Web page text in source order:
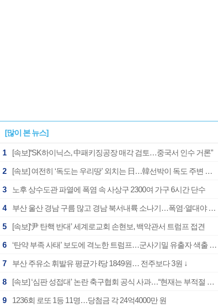
[많이 본 뉴스]
1 [속보]“SK하이닉스, 中패키징공장 매각 검토…중국서 인수 거론”
2 [속보] 여전히 ‘독도는 우리땅’ 외치는 日…韓선박이 독도 주변 해양조사 활동하자 반발
3 노후 상수도관 파열에 폭염 속 사상구 2300여 가구 6시간 단수
4 부산 울산 경남 구름 많고 경남 북서내륙 소나기…폭염·열대야 계속
5 [속보]‘尹 탄핵 반대’ 세계로교회 손현보, 백악관서 트럼프 접견
6 ‘탄약 부족 사태’ 보도에 격노한 트럼프…군사기밀 유출자 색출 지시
7 부산 주유소 휘발유 평균가 ℓ당 1849원… 전주보다 3원 ↓
8 [속보] ‘심판 성접대’ 논란 축구협회 공식 사과…“현재는 부적절 행위 없어”
9 1236회 로또 1등 11명…당첨금 각 24억4000만 원